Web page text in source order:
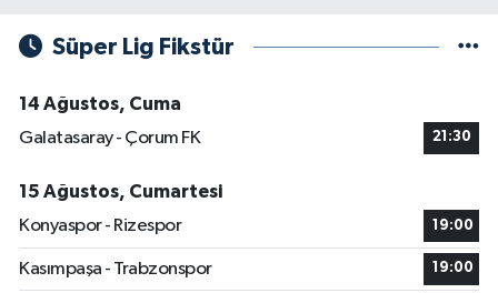
Süper Lig Fikstür
14 Ağustos, Cuma
Galatasaray - Çorum FK
21:30
15 Ağustos, Cumartesi
Konyaspor - Rizespor
19:00
Kasımpaşa - Trabzonspor 19:00